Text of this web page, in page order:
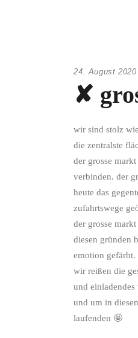
24. August 2020
✘
wir sind stolz
die zentralste
der grosse
verbinden. der
heute das
zufahrtswege
der grosse
diesen gründen
emotion
wir reißen die
und einladendes
und um in
laufenden 🤩